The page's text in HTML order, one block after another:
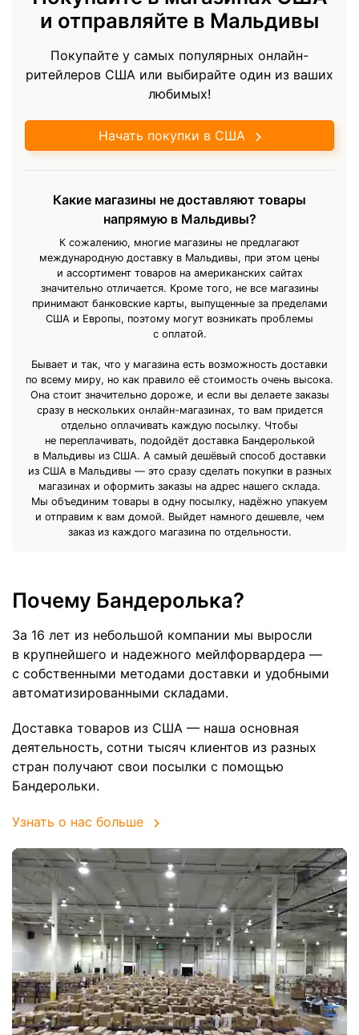
и отправляйте в Мальдивы
Покупайте у самых популярных онлайн-
ритейлеров США или выбирайте один из ваших
любимых!
Начать покупки в США
Какие магазины не доставляют товары
напрямую в Мальдивы?
К сожалению, многие магазины не предлагают
международную доставку в Мальдивы, при этом цены
и ассортимент товаров на американских сайтах
значительно отличается. Кроме того, не все магазины
принимают банковские карты, выпущенные за пределами
США и Европы, поэтому могут возникать проблемы
с оплатой.
Бывает и так, что у магазина есть возможность доставки
по всему миру, но как правило её стоимость очень высока.
Она стоит значительно дороже, и если вы делаете заказы
сразу в нескольких онлайн-магазинах, то вам придется
отдельно оплачивать каждую посылку. Чтобы
не переплачивать, подойдёт доставка Бандеролькой
в Мальдивы из США. А самый дешёвый способ доставки
из США в Мальдивы — это сразу сделать покупки в разных
магазинах и оформить заказы на адрес нашего склада.
Мы объединим товары в одну посылку, надёжно упакуем
и отправим к вам домой. Выйдет намного дешевле, чем
заказ из каждого магазина по отдельности.
Почему Бандеролька?
За 16 лет из небольшой компании мы выросли
в крупнейшего и надежного мейлфорвардера —
с собственными методами доставки и удобными
автоматизированными складами.
Доставка товаров из США — наша основная
деятельность, сотни тысяч клиентов из разных
стран получают свои посылки с помощью
Бандерольки.
Узнать о нас больше